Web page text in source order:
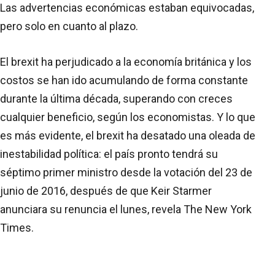
Las advertencias económicas estaban equivocadas,
pero solo en cuanto al plazo.
El brexit ha perjudicado a la economía británica y los
costos se han ido acumulando de forma constante
durante la última década, superando con creces
cualquier beneficio, según los economistas. Y lo que
es más evidente, el brexit ha desatado una oleada de
inestabilidad política: el país pronto tendrá su
séptimo primer ministro desde la votación del 23 de
junio de 2016, después de que Keir Starmer
anunciara su renuncia el lunes, revela The New York
Times.